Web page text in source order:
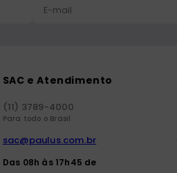
SAC e Atendimento
(11) 3789-4000
Para todo o Brasil
sac@paulus.com.br
Das 08h às 17h45 de